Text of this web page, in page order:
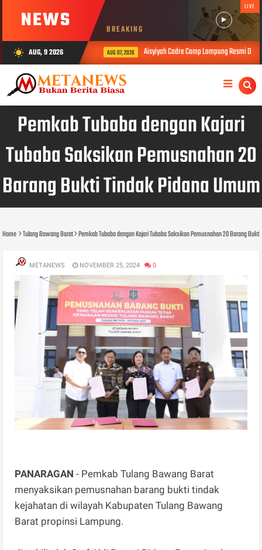
NEWS BREAKING
LIVE
wb_sunny AUG, 9 2026 AUG 07, 2026 Aisyiyah Cadre Camp Lampung Resmi
Pemkab Tubaba dengan Kajari
Tubaba Saksikan Pemusnahan 20
Barang Bukti Tindak Pidana Umum
Home Tulang Bawang Barat Pemkab Tubaba dengan Kajari Tubaba Saksikan Pemusnahan 20 Barang
METANEWS NOVEMBER 25, 2024 0
PANARAGAN - Pemkab Tulang Bawang Barat
menyaksikan pemusnahan barang bukti tindak
kejahatan di wilayah Kabupaten Tulang Bawang
Barat propinsi Lampung.